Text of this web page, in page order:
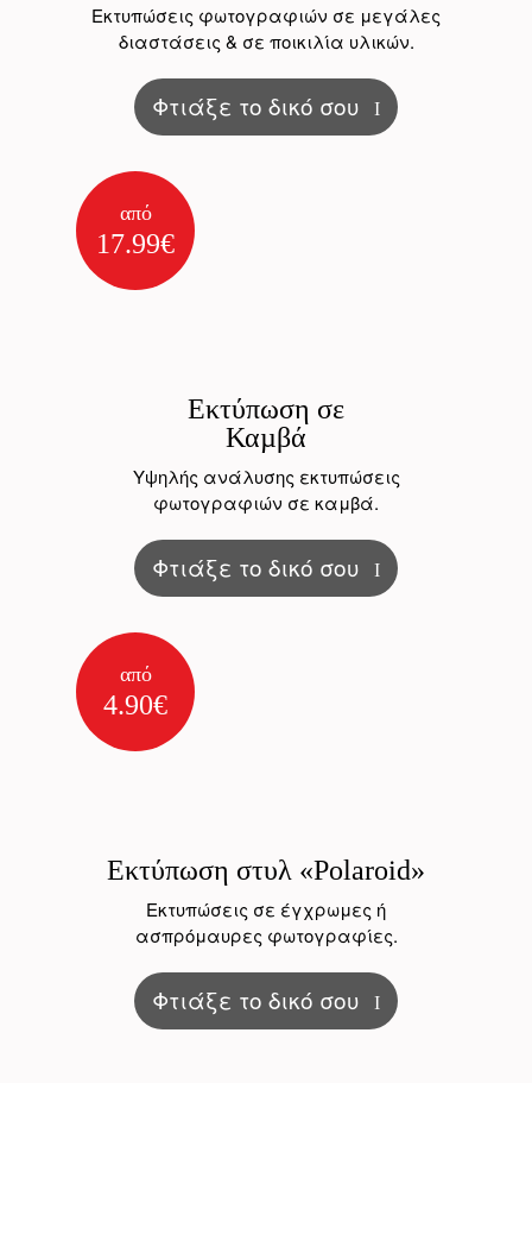
Εκτυπώσεις φωτογραφιών σε μεγάλες
διαστάσεις & σε ποικιλία υλικών.
Φτιάξε το δικό σου
από
17.99€
Εκτύπωση σε
Καµβά
Υψηλής ανάλυσης εκτυπώσεις
φωτογραφιών σε καμβά.
Φτιάξε το δικό σου
από
4.90€
Εκτύπωση στυλ «Polaroid»
Εκτυπώσεις σε έγχρωμες ή
ασπρόμαυρες φωτογραφίες.
Φτιάξε το δικό σου